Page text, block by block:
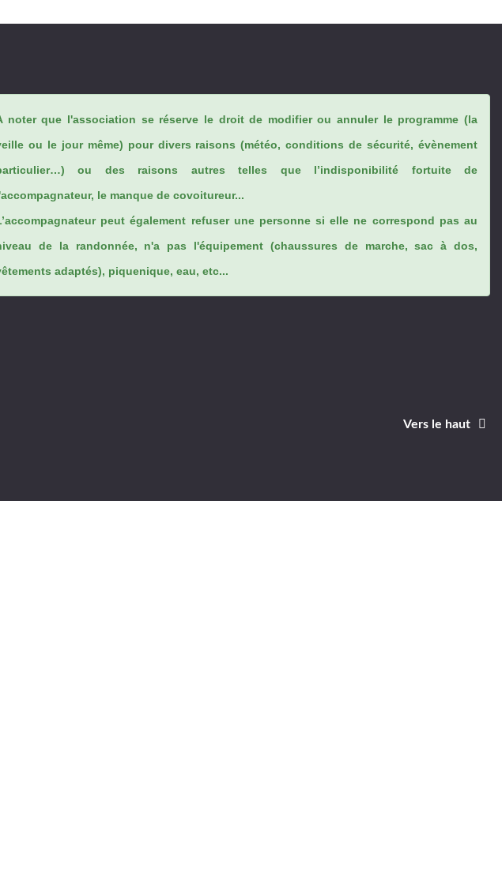
noter que l'association se réserve le droit de modifier ou annuler le programme (la
ou le jour même) pour divers raisons (météo, conditions de sécurité, évènement
ou des raisons autres telles que l’indisponibilité fortuite de
le manque de covoitureur...
peut également refuser une personne si elle ne correspond pas au
de la randonnée, n'a pas l'équipement (chaussures de marche, sac à dos,
adaptés), piquenique, eau, etc...
Vers le haut